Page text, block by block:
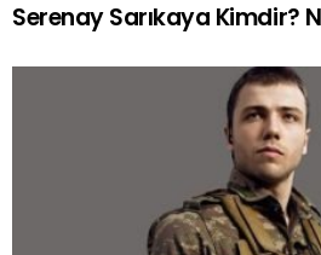
Serenay Sarıkaya Kimdir?